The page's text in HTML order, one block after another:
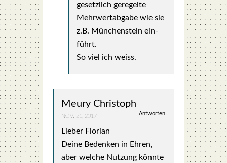
gesetz­lich gere­gel­te
Mehr­wert­ab­ga­be wie sie
z.B. Mün­chen­stein ein­
führt.
So viel ich weiss.
Meury Christoph
Antworten
NOV. 21, 2017
Lie­ber Flo­ri­an
Dei­ne Beden­ken in Ehren,
aber wel­che Nut­zung könn­te